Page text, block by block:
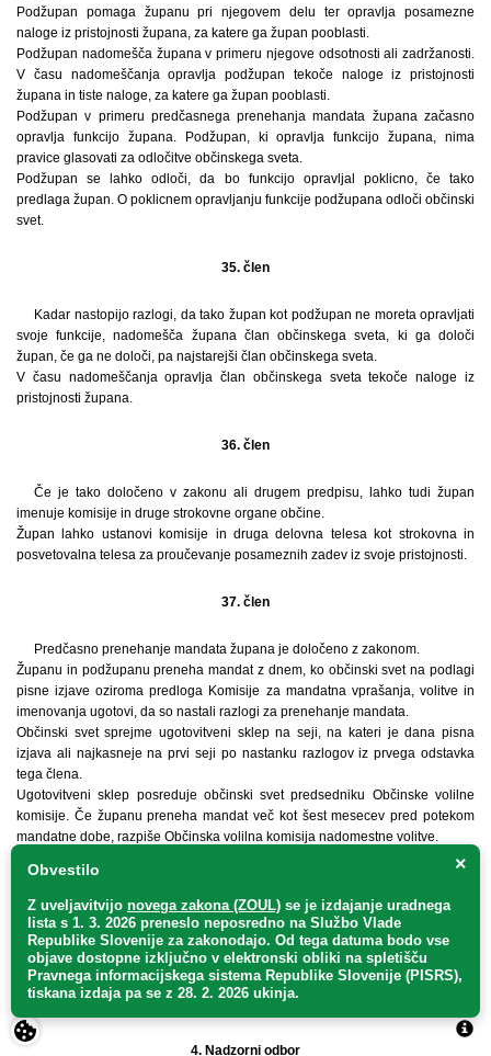
Podžupan pomaga županu pri njegovem delu ter opravlja posamezne
naloge iz pristojnosti župana, za katere ga župan pooblasti.
Podžupan nadomešča župana v primeru njegove odsotnosti ali zadržanosti.
V času nadomeščanja opravlja podžupan tekoče naloge iz pristojnosti
župana in tiste naloge, za katere ga župan pooblasti.
Podžupan v primeru predčasnega prenehanja mandata župana začasno
opravlja funkcijo župana. Podžupan, ki opravlja funkcijo župana, nima
pravice glasovati za odločitve občinskega sveta.
Podžupan se lahko odloči, da bo funkcijo opravljal poklicno, če tako
predlaga župan. O poklicnem opravljanju funkcije podžupana odloči občinski
svet.
35. člen
Kadar nastopijo razlogi, da tako župan kot podžupan ne moreta opravljati
svoje funkcije, nadomešča župana član občinskega sveta, ki ga določi
župan, če ga ne določi, pa najstarejši član občinskega sveta.
V času nadomeščanja opravlja član občinskega sveta tekoče naloge iz
pristojnosti župana.
36. člen
Če je tako določeno v zakonu ali drugem predpisu, lahko tudi župan
imenuje komisije in druge strokovne organe občine.
Župan lahko ustanovi komisije in druga delovna telesa kot strokovna in
posvetovalna telesa za proučevanje posameznih zadev iz svoje pristojnosti.
37. člen
Predčasno prenehanje mandata župana je določeno z zakonom.
Županu in podžupanu preneha mandat z dnem, ko občinski svet na podlagi
pisne izjave oziroma predloga Komisije za mandatna vprašanja, volitve in
imenovanja ugotovi, da so nastali razlogi za prenehanje mandata.
Občinski svet sprejme ugotovitveni sklep na seji, na kateri je dana pisna
izjava ali najkasneje na prvi seji po nastanku razlogov iz prvega odstavka
tega člena.
Ugotovitveni sklep posreduje občinski svet predsedniku Občinske volilne
komisije. Če županu preneha mandat več kot šest mesecev pred potekom
mandatne dobe, razpiše Občinska volilna komisija nadomestne volitve.
Podžupanu preneha mandat s prenehanjem mandata člana občinskega
sveta. Odstop se šteje za razrešitev, če podžupan ne izjavi, da odstopa tudi
kot član občinskega sveta. Za izvolitev oziroma potrditev mandata
nadomestnega člana občinskega sveta se upoštevajo določbe zakona.
Podžupanu preneha mandat podžupana, če ga župan razreši in z izvolitvijo
novega župana, če je prejšnjemu predčasno prenehal mandat. Prenehanje
mandata podžupana zaradi razrešitve ali izvolitve novega župana ne vpliva
na njegov mandat člana občinskega sveta.
4. Nadzorni odbor
×
Obvestilo
Z uveljavitvijo novega zakona (ZOUL) se je izdajanje uradnega
lista s 1. 3. 2026 preneslo neposredno na Službo Vlade
Republike Slovenije za zakonodajo. Od tega datuma bodo vse
objave dostopne izključno v elektronski obliki na spletišču
Pravnega informacijskega sistema Republike Slovenije (PISRS),
tiskana izdaja pa se z 28. 2. 2026 ukinja.